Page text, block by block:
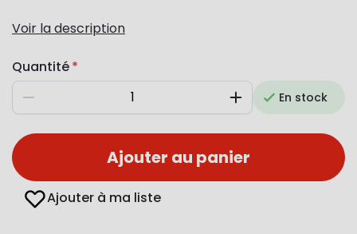
Voir la description
Quantité
Diminuer AugmenterEn stock
Ajouter au panier
Ajouter à ma liste